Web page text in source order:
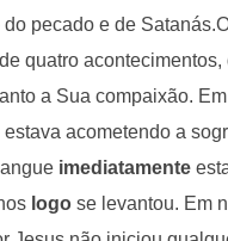
pecado e de Satanás.
quatro
a Sua compaixão.
acometendo a
imediatamente
logo se levantou. Em